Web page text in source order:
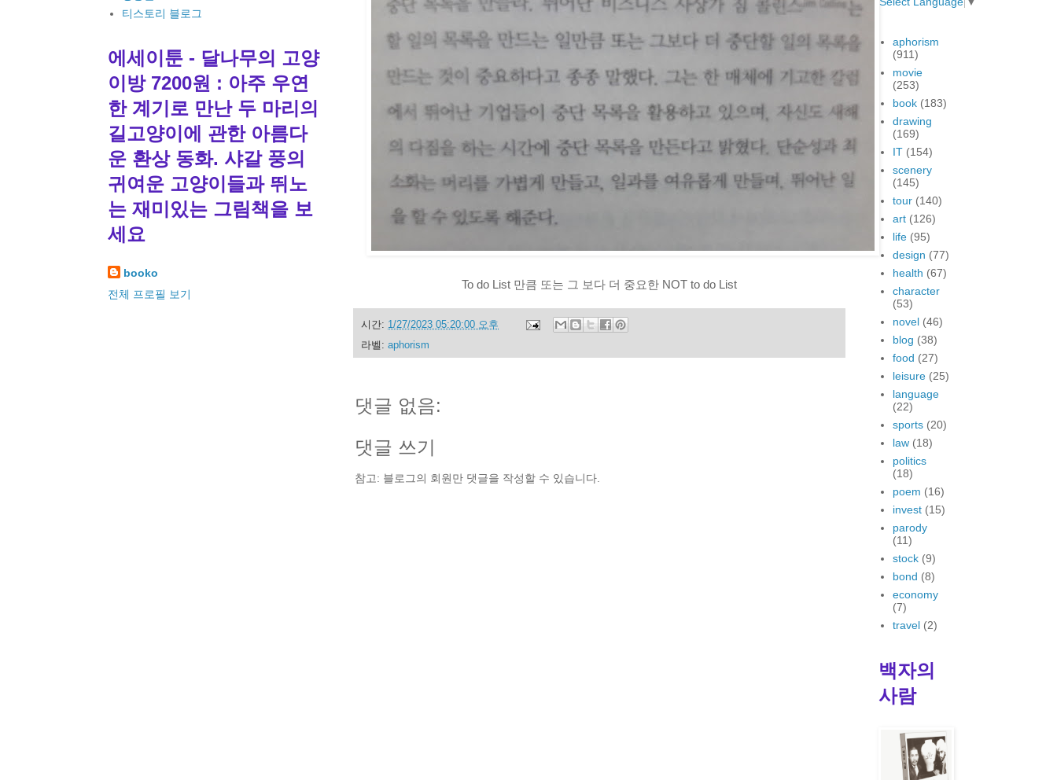
To do List 만큼 또는 그 보다 더 중요한 NOT to do List
시간: 1/27/2023 05:20:00 오후
라벨: aphorism
댓글 없음:
댓글 쓰기
참고: 블로그의 회원만 댓글을 작성할 수 있습니다.
티스토리 블로그
에세이툰 - 달나무의 고양
이방 7200원 : 아주 우연
한 계기로 만난 두 마리의
길고양이에 관한 아름다
운 환상 동화. 샤갈 풍의
귀여운 고양이들과 뛰노
는 재미있는 그림책을 보
세요
booko
전체 프로필 보기
aphorism
(911)
movie
(253)
book (183)
drawing
(169)
IT (154)
scenery
(145)
tour (140)
art (126)
life (95)
design (77)
health (67)
character
(53)
novel (46)
blog (38)
food (27)
leisure (25)
language
(22)
sports (20)
law (18)
politics
(18)
poem (16)
invest (15)
parody
(11)
stock (9)
bond (8)
economy
(7)
travel (2)
백자의
사람